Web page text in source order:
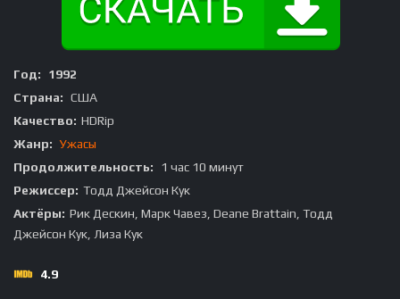
Год:
1992
Страна: США
Качество: HDRip
Жанр: Ужасы
Продолжительность:
1 час 10 минут
Режиссер: Тодд Джейсон Кук
Актёры: Рик Дескин, Марк Чавез, Deane Brattain, Тодд
Джейсон Кук, Лиза Кук
4.9